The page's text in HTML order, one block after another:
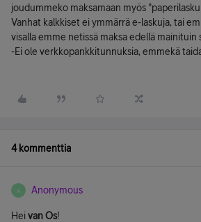
joudummeko maksamaan myös
Vanhat kalkkiset ei ymmärrä e-laskuja, tai
visalla emme netissä maksa edellä mainituin
-Ei ole verkkopankkitunnuksia, emmekä taida
4 kommenttia
A Anonymous
Heivan Os!